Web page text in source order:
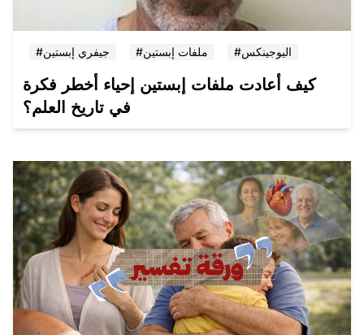
#جيفري إبستين #ملفات إبستين #اليوجينكس
كيف أعادت ملفات إبستين إحياء أخطر فكرة
في تاريخ العلم؟